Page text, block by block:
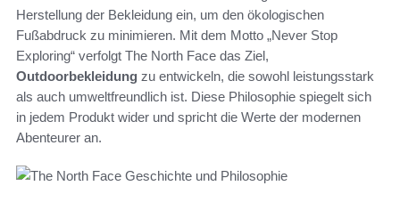
Herstellung der Bekleidung ein, um den ökologischen
Fußabdruck zu minimieren. Mit dem Motto „Never Stop
Exploring“ verfolgt The North Face das Ziel,
Outdoorbekleidung zu entwickeln, die sowohl leistungsstark
als auch umweltfreundlich ist. Diese Philosophie spiegelt sich
in jedem Produkt wider und spricht die Werte der modernen
Abenteurer an.